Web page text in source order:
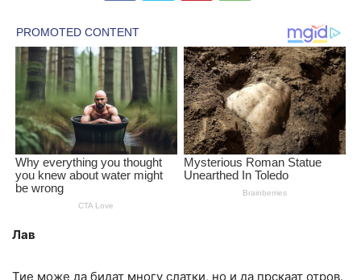
Лав
Тие може да бидат многу слатки, но и да прскаат отров.